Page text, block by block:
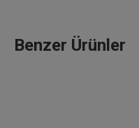
Benzer Ürünler